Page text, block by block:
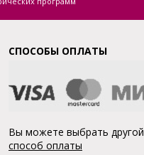
СПОСОБЫ ОПЛАТЫ
Вы можете выбрать другой
способ оплаты